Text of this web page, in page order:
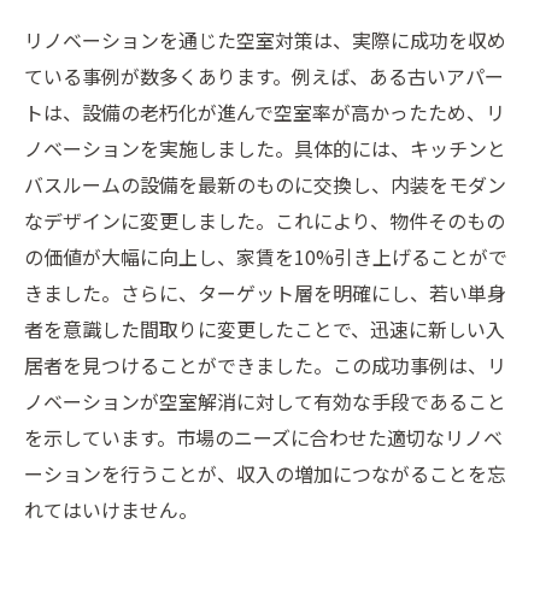
リノベーションを通じた空室対策は、実際に成功を収め
ている事例が数多くあります。例えば、ある古いアパー
トは、設備の老朽化が進んで空室率が高かったため、リ
ノベーションを実施しました。具体的には、キッチンと
バスルームの設備を最新のものに交換し、内装をモダン
なデザインに変更しました。これにより、物件そのもの
の価値が大幅に向上し、家賃を10%引き上げることがで
きました。さらに、ターゲット層を明確にし、若い単身
者を意識した間取りに変更したことで、迅速に新しい入
居者を見つけることができました。この成功事例は、リ
ノベーションが空室解消に対して有効な手段であること
を示しています。市場のニーズに合わせた適切なリノベ
ーションを行うことが、収入の増加につながることを忘
れてはいけません。